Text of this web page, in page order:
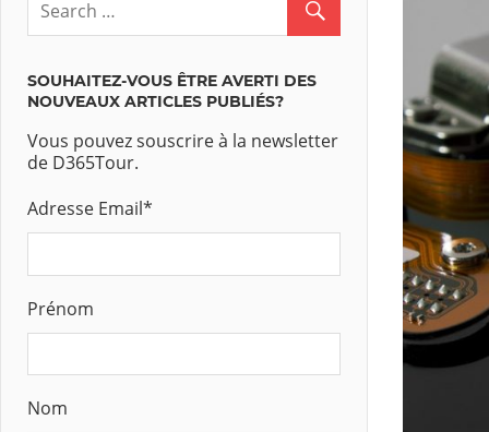
SOUHAITEZ-VOUS ÊTRE AVERTI DES
NOUVEAUX ARTICLES PUBLIÉS?
Vous pouvez souscrire à la newsletter
de D365Tour.
Adresse Email*
Prénom
Nom